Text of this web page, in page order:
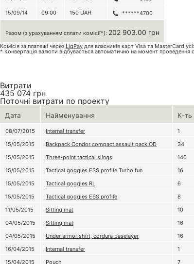
15/09/14 09:00 150 UAH ******4700
Разом (з урахуванням сплати комісії*): 202 903.00 грн
Комісія за платежі через LiqPay для власників карт Visa та MasterCard
* Конвертація валюти відбувається автоматично на момент проведення
Витрати
435 074 грн
Поточні витрати по проекту
Дата Найменування К-ть
08/07/2015 Internal transfer 1
15/05/2015
Backpack Condor compact assault pack OD 34
15/05/2015
Three-point tactical slings 140
15/05/2015
Tactical goggles ESS profile Turbo fun 16
15/05/2015
Tactical goggles RL 6
15/05/2015
Tactical goggles ESS profile 8
11/05/2015
Sitting mat 10
04/05/2015
Sitting mat 16
04/05/2015
Under armor shirt, cordura baselayer 16
16/04/2015
Internal transfer 1
15/04/2015
Pouch 7